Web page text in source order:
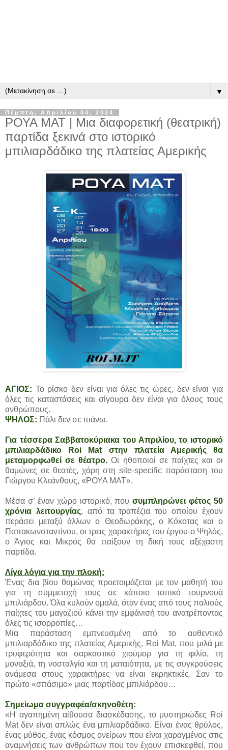
▼
Πέμπτη, Απριλίου 04, 2024
ΡΟΥΑ ΜΑΤ | Μια διαφορετική (θεατρική)
παρτίδα ξεκινά στο ιστορικό
μπιλιαρδάδικο της πλατείας Αμερικής
ΑΓΙΟΣ: Το ρίσκο δεν είναι για όλες τις ώρες, δεν είναι για
όλες τις καταστάσεις και σίγουρα δεν είναι για όλους τους
ανθρώπους.
ΨΗΛΟΣ: Πάλι δεν σε πιάνω.
Για τέσσερα Σαββατοκύριακα του Απριλίου, το ιστορικό
μπιλιαρδάδικο Roi Mat στην πλατεία Αμερικής θα
μεταμορφωθεί σε θέατρο. Οι ηθοποιοί σε παίχτες και οι
θαμώνες σε θεατές, χάρη στη site-specific παράσταση του
Γιώργου Κλεάνθους, «ΡΟΥΑ ΜΑΤ».
Μέσα σ’ έναν χώρο ιστορικό, πουσυμπληρώνει φέτος 50
χρόνια λειτουργίας, από τα τραπέζια του οποίου έχουν
περάσει μεταξύ άλλων ο Θεοδωράκης, ο Κόκοτας και ο
Παπακωνσταντίνου, οι τρεις χαρακτήρες του έργου-ο Ψηλός,
ο Άγιος και Μικρός θα παίξουν τη δική τους αξέχαστη
παρτίδα.
Λίγα λόγια για την πλοκή:
Ένας δια βίου θαμώνας προετοιμάζεται με τον μαθητή του
για τη συμμετοχή τους σε κάποιο τοπικό τουρνουά
μπιλιάρδου. Όλα κυλούν ομαλά, όταν ένας από τους παλιούς
παίχτες του μαγαζιού κάνει την εμφάνισή του ανατρέποντας
όλες τις ισορροπίες…
Μια παράσταση εμπνευσμένη από το αυθεντικό
μπιλιαρδάδικο της πλατείας Αμερικής, Roi Mat, που μιλά με
τρυφερότητα και σαρκαστικό χιούμορ για τη φιλία, τη
μοναξιά, τη νοσταλγία και τη ματαιότητα, με τις συγκρούσεις
ανάμεσα στους χαρακτήρες να είναι εκρηκτικές. Σαν το
πρώτο «σπάσιμο» μιας παρτίδας μπιλιάρδου…
Σημείωμα συγγραφέα/σκηνοθέτη:
«Η αγαπημένη αίθουσα διασκέδασης, το μυστηριώδες Roi
Mat δεν είναι απλώς ένα μπιλιαρδάδικο. Είναι ένας θρύλος,
ένας μύθος, ένας κόσμος ονείρων που είναι χαραγμένος στις
αναμνήσεις των ανθρώπων που τον έχουν επισκεφθεί, που